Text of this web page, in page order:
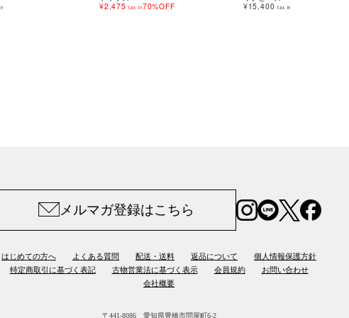
¥2,475 tax in70%OFF
¥15,400 tax in
メルマガ登録はこちら
はじめての方へ よくある質問 配送・送料 返品について
個人情報保護方針
特定商取引に基づく表記
古物営業法に基づく表示 会員規約
お問い合わせ
会社概要
〒441-8086 愛知県豊橋市問屋町6-2